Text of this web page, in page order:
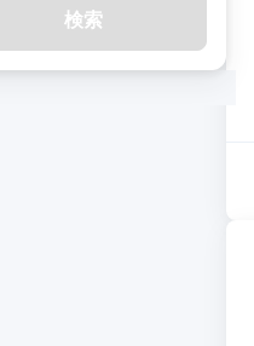
検索